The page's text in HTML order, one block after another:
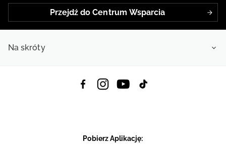
Przejdź do Centrum Wsparcia
Na skróty
Pobierz Aplikację: